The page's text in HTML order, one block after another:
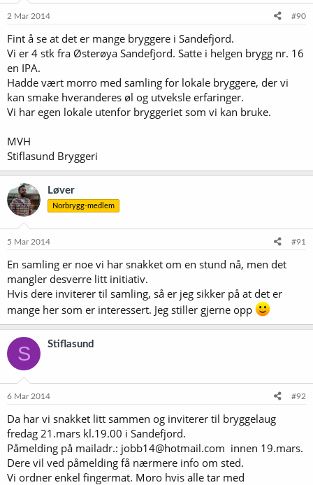
2 Mar 2014 #90
Fint å se at det er mange bryggere i Sandefjord.
Vi er 4 stk fra Østerøya Sandefjord. Satte i helgen brygg nr. 16
en IPA.
Hadde vært morro med samling for lokale bryggere, der vi
kan smake hveranderes øl og utveksle erfaringer.
Vi har egen lokale utenfor bryggeriet som vi kan bruke.
MVH
Stiflasund Bryggeri
Løver
Norbrygg-medlem
5 Mar 2014 #91
En samling er noe vi har snakket om en stund nå, men det
mangler desverre litt initiativ.
Hvis dere inviterer til samling, så er jeg sikker på at det er
mange her som er interessert. Jeg stiller gjerne opp
S Stiflasund
6 Mar 2014 #92
Da har vi snakket litt sammen og inviterer til bryggelaug
fredag 21.mars kl.19.00 i Sandefjord.
Påmelding på mailadr.: jobb14@hotmail.com innen 19.mars.
Dere vil ved påmelding få nærmere info om sted.
Vi ordner enkel fingermat. Moro hvis alle tar med